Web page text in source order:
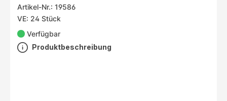
Artikel-Nr.: 19586
VE: 24 Stück
Verfügbar
Produktbeschreibung